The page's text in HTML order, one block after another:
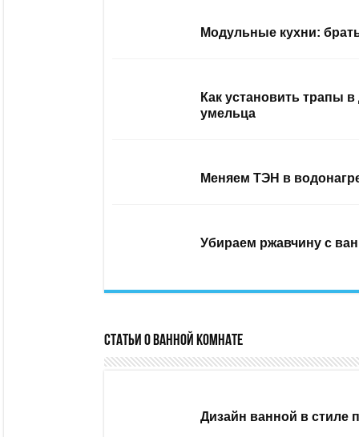
Модульные кухни:
Как установить трапы
умельца
Меняем ТЭН в
Убираем ржавчину с
Статьи о ванной комнате
Дизайн ванной в стиле